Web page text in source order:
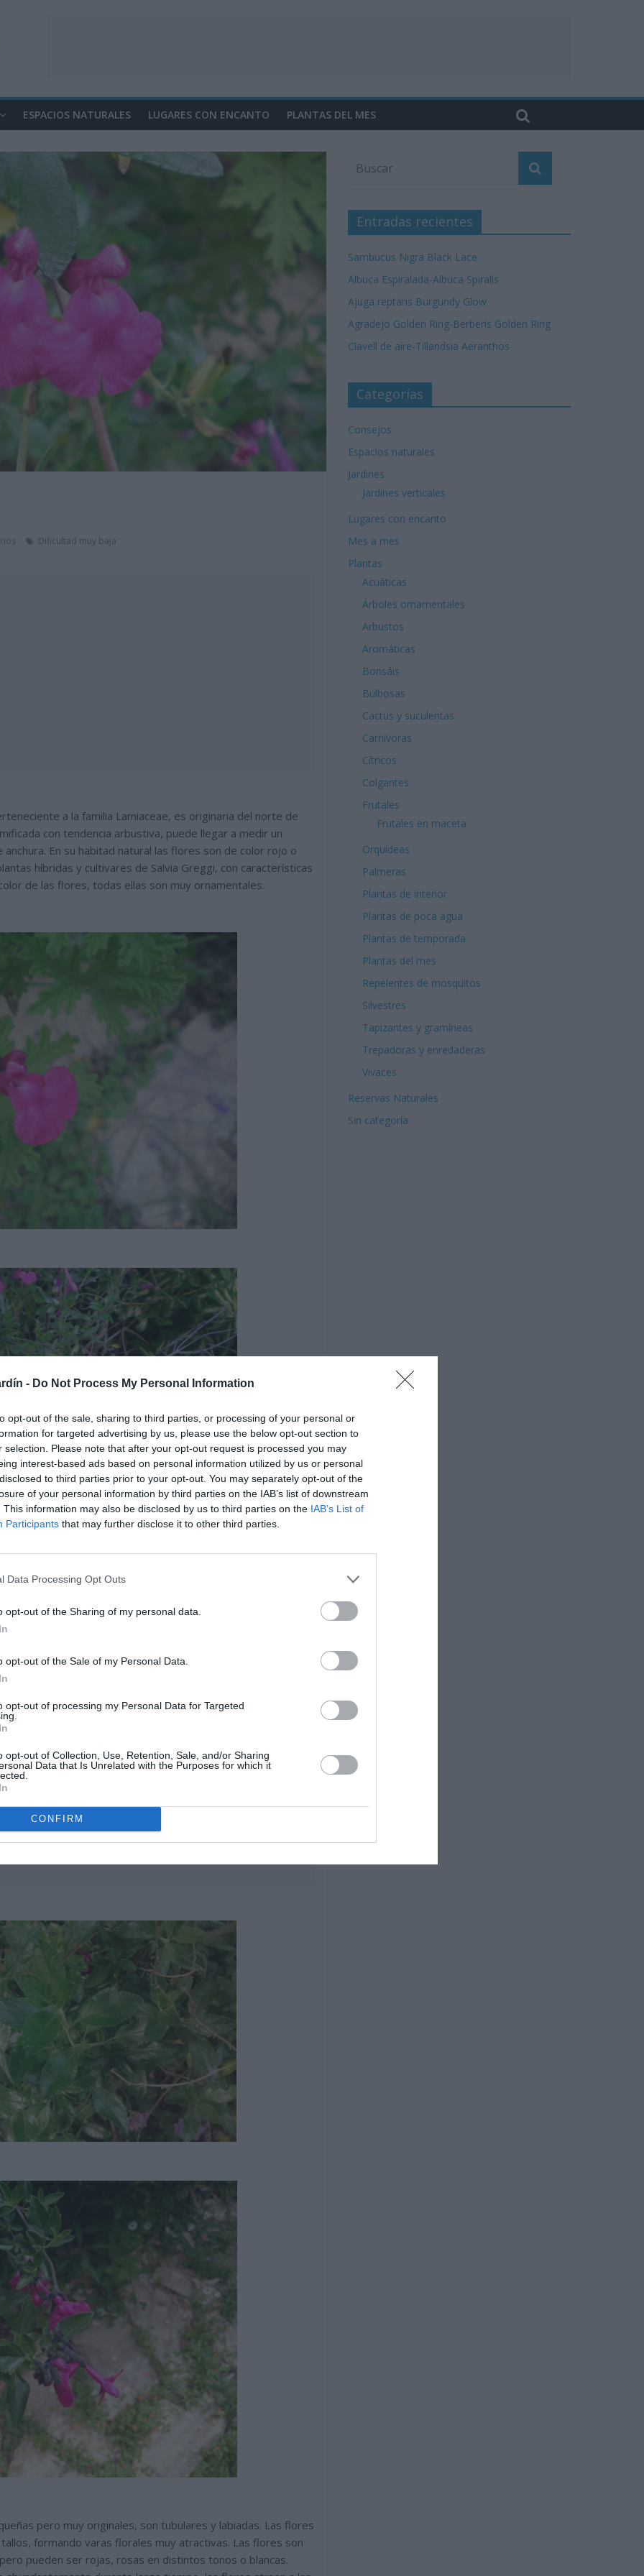
- Do Not Process My Personal Information
opt-out of the sale, sharing to third parties, or processing of your personal or
for targeted advertising by us, please use the below opt-out section to
selection. Please note that after your opt-out request is processed you may
interest-based ads based on personal information utilized by us or personal
to third parties prior to your opt-out. You may separately opt-out of the
of your personal information by third parties on the IAB’s list of downstream
This information may also be disclosed by us to third parties on the IAB’s List of
Participants that may further disclose it to other third parties.
Data Processing Opt Outs
opt-out of the Sharing of my personal data.
opt-out of the Sale of my Personal Data.
opt-out of processing my Personal Data for Targeted
opt-out of Collection, Use, Retention, Sale, and/or Sharing
Data that Is Unrelated with the Purposes for which it
CONFIRM
ESPACIOS NATURALES LUGARES CON ENCANTO PLANTAS DEL MES
Dificultad muy baja
a la familia Lamiaceae, es originaria del norte de
con tendencia arbustiva, puede llegar a medir un
En su habitad natural las flores son de color rojo o
híbridas y cultivares de Salvia Greggi, con características
de las flores, todas ellas son muy ornamentales.
rápido, esta muy ramificada desde la base. Los tallos son
verde intenso brillante, son pequeñas y puntiagudas y
parte de las hojas cuando las temperaturas bajan, en
como parcialmente caducas.
pero muy originales, son tubulares y labiadas. Las flores
formando varas florales muy atractivas. Las flores son
pueden ser rojas, rosas en distintos tonos o blancas.
Entradas recientes
Sambucus Nigra Black Lace
Albuca Espiralada-Albuca Spiralis
Ajuga reptans Burgundy Glow
Agradejo Golden Ring-Berberis Golden Ring
Clavell de aire-Tillandsia Aeranthos
Categorías
Consejos
Espacios naturales
Jardines
Jardines verticales
Lugares con encanto
Mes a mes
Plantas
Acuáticas
Árboles ornamentales
Arbustos
Aromáticas
Bonsáis
Bulbosas
Cactus y suculentas
Carnívoras
Cítricos
Colgantes
Frutales
Frutales en maceta
Orquídeas
Palmeras
Plantas de interior
Plantas de poca agua
Plantas de temporada
Plantas del mes
Repelentes de mosquitos
Silvestres
Tapizantes y gramíneas
Trepadoras y enredaderas
Vivaces
Reservas Naturales
Sin categoría